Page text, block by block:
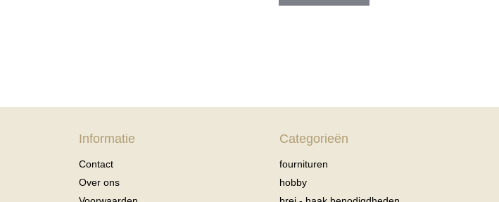
Informatie
Contact
Over ons
Categorieën
fournituren
hobby